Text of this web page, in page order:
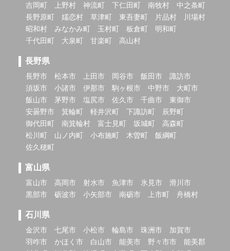
吉岡町
上野村 神流町 下仁田町 南牧村
中之条町
長野原町
嬬恋村 草津町 東吾妻町 片品村
川場村
昭和村
みなかみ町 玉村町 板倉町
明和町
千代田町
大泉町 甘楽町 高山村
長野県
長野市 松本市 上田市 岡谷市 飯田市
諏訪市
須坂市
小諸市 伊那市 駒ヶ根市 中野市
大町市
飯山市
茅野市 塩尻市 佐久市 千曲市
東御市
安曇野市
箕輪町 軽井沢町 下諏訪町
辰野町
御代田町
南箕輪村 富士見町 坂城町
高森町
松川町
山ノ内町 小布施町 木曽町
飯綱町
佐久穂町
富山県
富山市 高岡市 射水市 魚津市 氷見市
滑川市
黒部市
砺波市 小矢部市 南砺市 上市町 舟橋村
石川県
金沢市 七尾市 小松市 輪島市 珠洲市
加賀市
羽咋市
かほく市 白山市 能美市 野々市市
能美郡